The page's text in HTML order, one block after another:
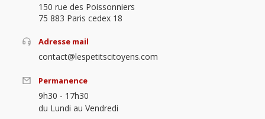
150 rue des Poissonniers
75 883 Paris cedex 18
Adresse mail
contact@lespetitscitoyens.com
Permanence
9h30 - 17h30
du Lundi au Vendredi